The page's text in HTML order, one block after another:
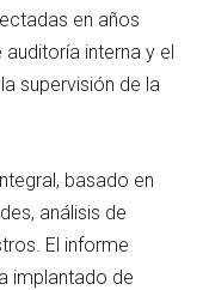
en años
interna y el
supervisión de la
basado en
análisis de
El informe
implantado de